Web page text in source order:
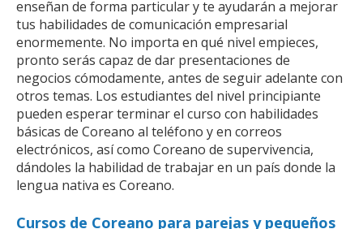
enseñan de forma particular y te ayudarán a mejorar
tus habilidades de comunicación empresarial
enormemente. No importa en qué nivel empieces,
pronto serás capaz de dar presentaciones de
negocios cómodamente, antes de seguir adelante con
otros temas. Los estudiantes del nivel principiante
pueden esperar terminar el curso con habilidades
básicas de Coreano al teléfono y en correos
electrónicos, así como Coreano de supervivencia,
dándoles la habilidad de trabajar en un país donde la
lengua nativa es Coreano.
Cursos de Coreano para parejas y pequeños